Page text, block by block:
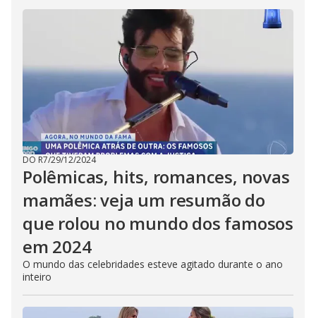
DO R7/29/12/2024
Polêmicas, hits, romances, novas
mamães: veja um resumão do
que rolou no mundo dos famosos
em 2024
O mundo das celebridades esteve agitado durante o ano
inteiro